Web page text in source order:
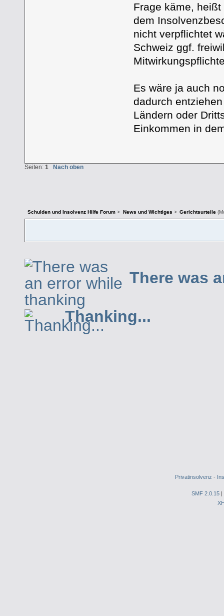
Frage käme,
dem
nicht verpflichtet
Schweiz ggf.
Es wäre ja auch
dadurch
Ländern oder
Einkommen in
Seiten: 1 Nach oben
Schulden und Insolvenz Hilfe Forum > News und Wichtiges > Gerichtsurteile
There was
Thanking...
Privatinsolvenz -
SMF 2.0.15